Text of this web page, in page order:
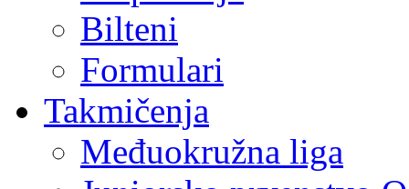
Bilteni
Formulari
Takmičenja
Međuokružna liga